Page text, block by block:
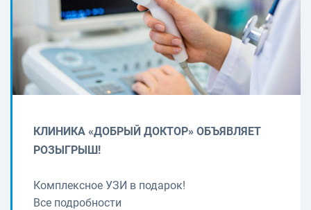
КЛИНИКА «ДОБРЫЙ ДОКТОР» ОБЪЯВЛЯЕТ
РОЗЫГРЫШ!
Комплексное УЗИ в подарок!
Все подробности